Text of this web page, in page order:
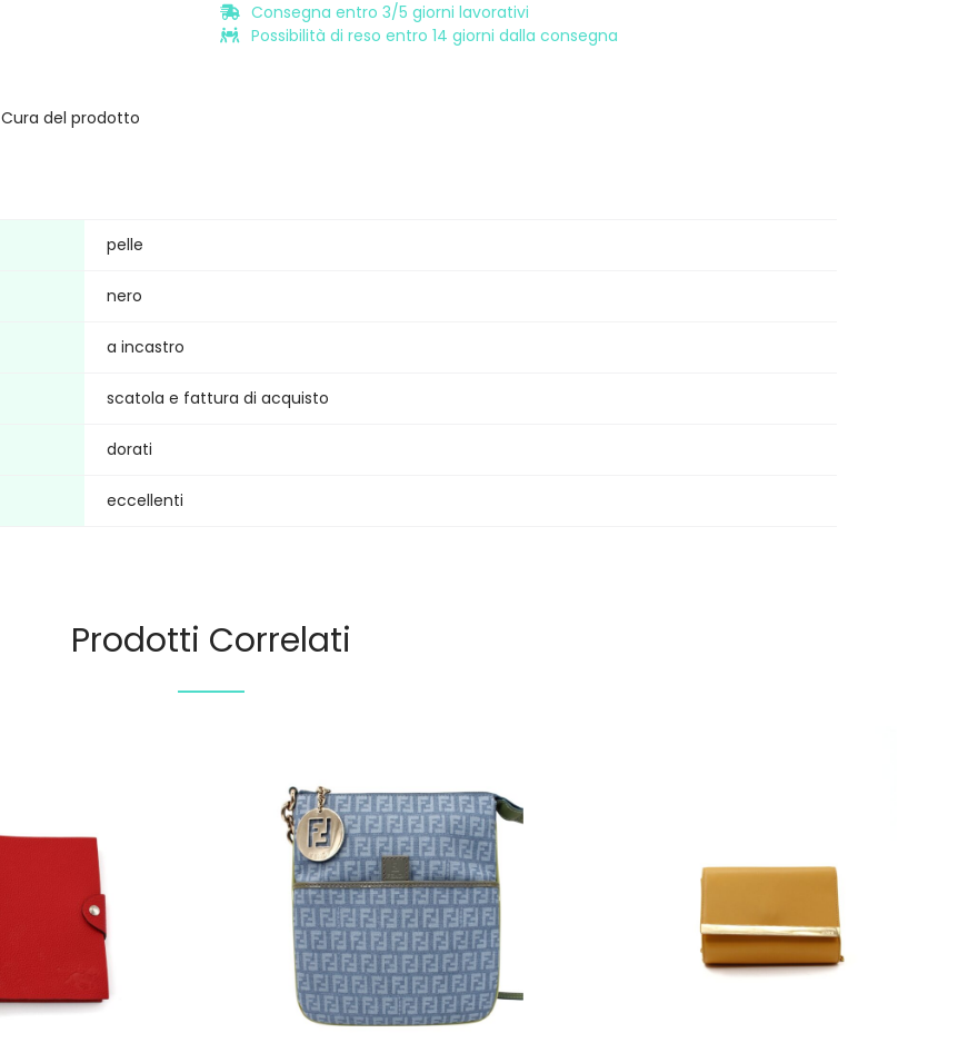
Consegna entro 3/5 giorni lavorativi
Possibilità di reso entro 14 giorni dalla consegna
Cura del prodotto
pelle
nero
a incastro
scatola e fattura di acquisto
dorati
eccellenti
Prodotti Correlati